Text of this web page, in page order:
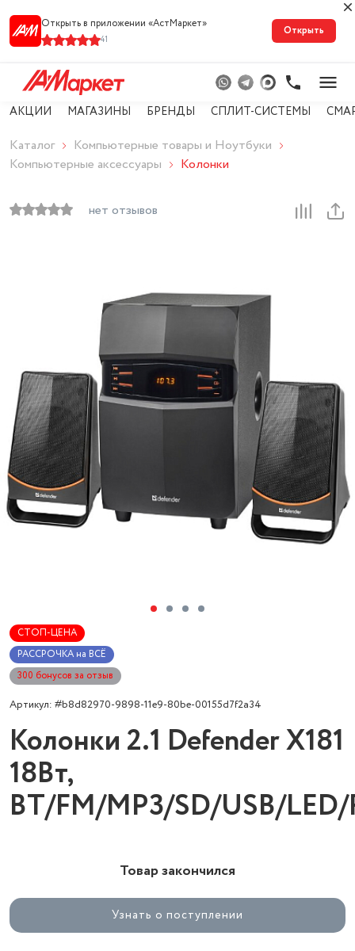
Открыть в приложении «АстМарке‪т‬»
41
Открыть
АКЦИИ МАГАЗИНЫ БРЕНДЫ СПЛИТ-СИСТЕМЫ
Каталог
Компьютерные товары и Ноутбуки
Компьютерные аксессуары
Колонки
нет отзывов
СТОП-ЦЕНА
РАССРОЧКА на ВСЁ
300 бонусов за отзыв
Артикул: #b8d82970-9898-11e9-80be-00155d7f2a34
Колонки 2.1 Defender X181
18Вт,
BT/FM/MP3/SD/USB/LED/
Товар закончился
Узнать о поступлении